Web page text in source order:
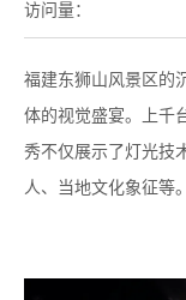
访问量：
福建东狮山风景区的
体的视觉盛宴。上千
秀不仅展示了灯光技
人、当地文化象征等。